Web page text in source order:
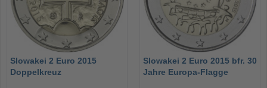
Slowakei 2 Euro 2015
Doppelkreuz
Slowakei 2 Euro 2015 bfr. 30
Jahre Europa-Flagge